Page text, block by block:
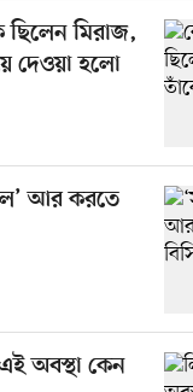
মিরাজ,
দেওয়া হলো
আর করতে
অবস্থা কেন